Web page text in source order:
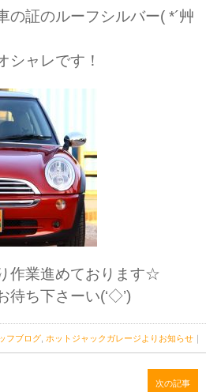
の証のルーフシルバー( *´艸
シャレです！
作業進めております☆
ち下さーい(‘◇’)ゞ
フブログ ホットジャックガレージよりお知らせ ｜
次の記事